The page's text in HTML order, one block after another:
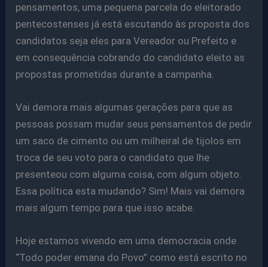
pensamentos, uma pequena parcela do eleitorado
pentecostenses já está escutando às proposta dos
candidatos seja eles para Vereador ou Prefeito e
em consequência cobrando do candidato eleito as
propostas prometidas durante a campanha.
Vai demora mais algumas gerações para que as
pessoas possam mudar seus pensamentos de pedir
um saco de cimento ou um milheiral de tijolos em
troca de seu voto para o candidato que lhe
presenteou com alguma coisa, com algum objeto.
Essa política esta mudando? Sim! Mais vai demora
mais algum tempo para que isso acabe.
Hoje estamos vivendo em uma democracia onde
“Todo poder emana do Povo” como está escrito no